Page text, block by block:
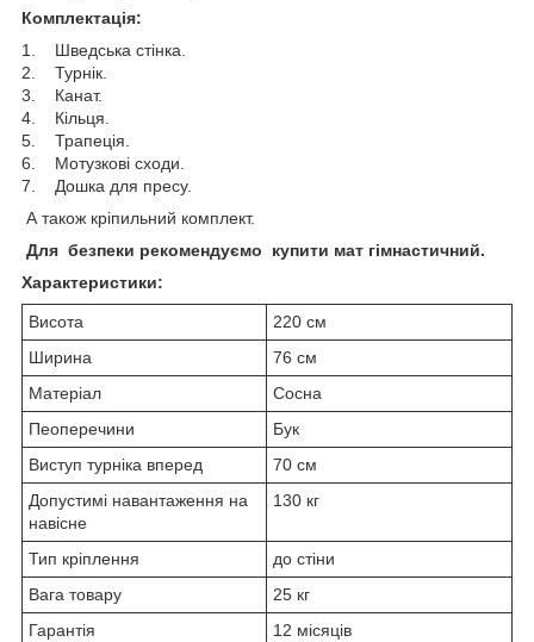
Комплектація:
1. Шведська стінка.
2. Турнік.
3. Канат.
4. Кільця.
5. Трапеція.
6. Мотузкові сходи.
7. Дошка для пресу.
А також кріпильний комплект.
Для безпеки рекомендуємо купити мат гімнастичний.
Характеристики:
Висота
220 см
Ширина
76 см
Матеріал
Сосна
Пеоперечини
Бук
Виступ турніка вперед
70 см
Допустимі навантаження на
навісне
130 кг
Тип кріплення
до стіни
Вага товару
25 кг
Гарантія
12 місяців